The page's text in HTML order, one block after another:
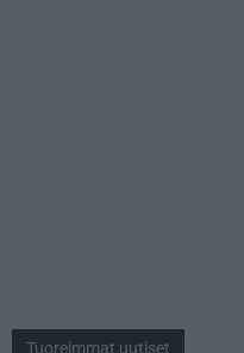
Tuoreimmat uutiset